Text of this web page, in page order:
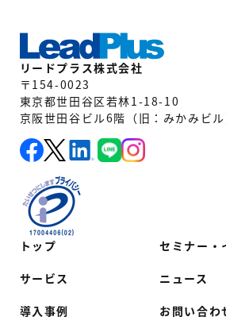
トップ
サービス
導入事例
セミナー・
ニュース
お問い合わ
リードプラス株式会社
〒154-0023
東京都世田谷区若林1-18-10
京阪世田谷ビル6階（旧：みかみビル